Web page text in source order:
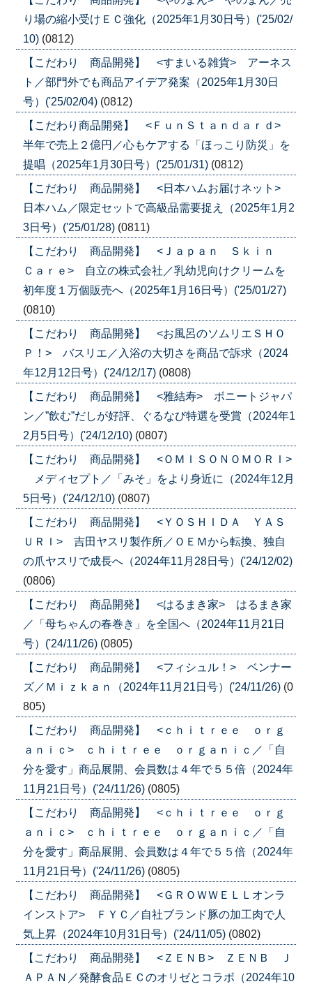
り場の縮小受けＥＣ強化（2025年1月30日号）('25/02/
10) (0812)
【こだわり 商品開発】 <すまいる雑貨> アーネス
ト／部門外でも商品アイデア発案（2025年1月30日
号）('25/02/04) (0812)
【こだわり商品開発】 <ＦｕｎＳｔａｎｄａｒｄ>
半年で売上２億円／心もケアする「ほっこり防災」を
提唱（2025年1月30日号）('25/01/31) (0812)
【こだわり 商品開発】 <日本ハムお届けネット>
日本ハム／限定セットで高級品需要捉え（2025年1月2
3日号）('25/01/28) (0811)
【こだわり 商品開発】 <Ｊａｐａｎ Ｓｋｉｎ
Ｃａｒｅ> 自立の株式会社／乳幼児向けクリームを
初年度１万個販売へ（2025年1月16日号）('25/01/27)
(0810)
【こだわり 商品開発】 <お風呂のソムリエＳＨＯ
Ｐ！> バスリエ／入浴の大切さを商品で訴求（2024
年12月12日号）('24/12/17) (0808)
【こだわり 商品開発】 <雅結寿> ボニートジャパ
ン／”飲む”だしが好評、ぐるなび特選を受賞（2024年1
2月5日号）('24/12/10) (0807)
【こだわり 商品開発】 <ＯＭＩＳＯＮＯＭＯＲＩ>
メディセプト／「みそ」をより身近に（2024年12月
5日号）('24/12/10) (0807)
【こだわり 商品開発】 <ＹＯＳＨＩＤＡ ＹＡＳ
ＵＲＩ> 吉田ヤスリ製作所／ＯＥＭから転換、独自
の爪ヤスリで成長へ（2024年11月28日号）('24/12/02)
(0806)
【こだわり 商品開発】 <はるまき家> はるまき家
／「母ちゃんの春巻き」を全国へ（2024年11月21日
号）('24/11/26) (0805)
【こだわり 商品開発】 <フィシュル！> ベンナー
ズ／Ｍｉｚｋａｎ（2024年11月21日号）('24/11/26) (0
805)
【こだわり 商品開発】 <ｃｈｉｔｒｅｅ ｏｒｇ
ａｎｉｃ> ｃｈｉｔｒｅｅ ｏｒｇａｎｉｃ／「自
分を愛す」商品展開、会員数は４年で５５倍（2024年
11月21日号）('24/11/26) (0805)
【こだわり 商品開発】 <ｃｈｉｔｒｅｅ ｏｒｇ
ａｎｉｃ> ｃｈｉｔｒｅｅ ｏｒｇａｎｉｃ／「自
分を愛す」商品展開、会員数は４年で５５倍（2024年
11月21日号）('24/11/26) (0805)
【こだわり 商品開発】 <ＧＲＯＷＷＥＬＬオンラ
インストア> ＦＹＣ／自社ブランド豚の加工肉で人
気上昇（2024年10月31日号）('24/11/05) (0802)
【こだわり 商品開発】 <ＺＥＮＢ> ＺＥＮＢ Ｊ
ＡＰＡＮ／発酵食品ＥＣのオリゼとコラボ（2024年10